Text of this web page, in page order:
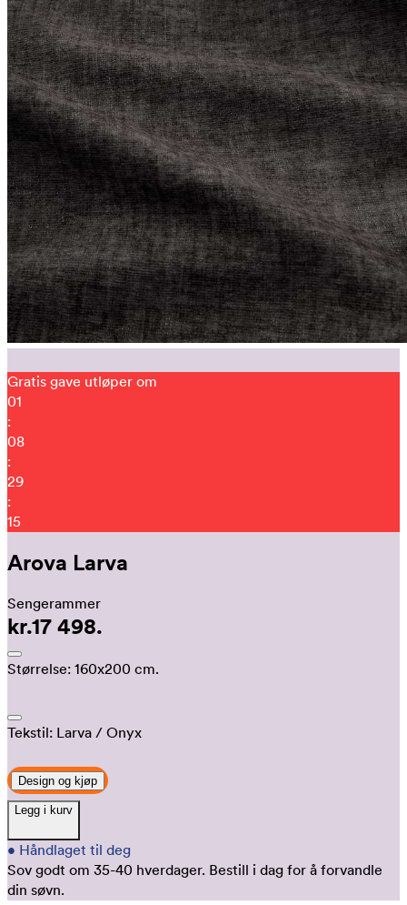
Gratis gave utløper om
01
:
08
:
29
:
04
Arova Larva
Sengerammer
kr.17 498.
Størrelse: 160x200 cm.
Tekstil: Larva / Onyx
Design og kjøp
Legg i kurv
• Håndlaget til deg
Sov godt om 35-40 hverdager. Bestill i dag for å forvandle
din søvn.